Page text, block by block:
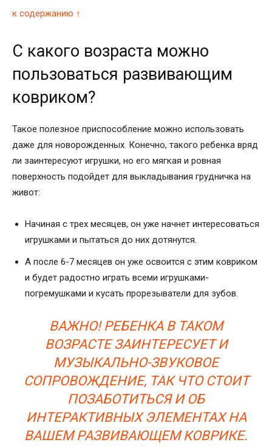
к содержанию ↑
С какого возраста можно
пользоваться развивающим
ковриком?
Такое полезное приспособление можно использовать
даже для новорожденных. Конечно, такого ребенка вряд
ли заинтересуют игрушки, но его мягкая и ровная
поверхность подойдет для выкладывания грудничка на
живот:
Начиная с трех месяцев, он уже начнет интересоваться
игрушками и пытаться до них дотянутся.
А после 6-7 месяцев он уже освоится с этим ковриком
и будет радостно играть всеми игрушками-
погремушками и кусать прорезыватели для зубов.
ВАЖНО! РЕБЕНКА В ТАКОМ
ВОЗРАСТЕ ЗАИНТЕРЕСУЕТ И
МУЗЫКАЛЬНО-ЗВУКОВОЕ
СОПРОВОЖДЕНИЕ, ТАК ЧТО СТОИТ
ПОЗАБОТИТЬСЯ И ОБ
ИНТЕРАКТИВНЫХ ЭЛЕМЕНТАХ НА
ВАШЕМ РАЗВИВАЮЩЕМ КОВРИКЕ.